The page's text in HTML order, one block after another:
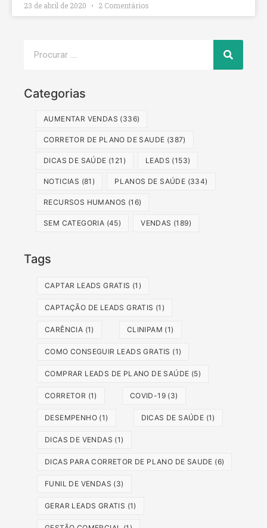
23 de abril de 2020 2 Comentários
Categorias
AUMENTAR VENDAS (336)
CORRETOR DE PLANO DE SAUDE (387)
DICAS DE SAÚDE (121) LEADS (153)
NOTICIAS (81) PLANOS DE SAÚDE (334)
RECURSOS HUMANOS (16)
SEM CATEGORIA (45) VENDAS (189)
Tags
CAPTAR LEADS GRATIS (1)
CAPTAÇÃO DE LEADS GRATIS (1)
CARÊNCIA (1) CLINIPAM (1)
COMO CONSEGUIR LEADS GRATIS (1)
COMPRAR LEADS DE PLANO DE SAÚDE (5)
CORRETOR (1) COVID-19 (3)
DESEMPENHO (1) DICAS DE SAÚDE (1)
DICAS DE VENDAS (1)
DICAS PARA CORRETOR DE PLANO DE SAUDE (6)
FUNIL DE VENDAS (3)
GERAR LEADS GRATIS (1)